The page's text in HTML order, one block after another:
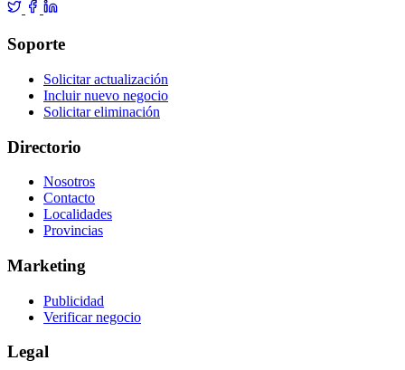
Soporte
Solicitar actualización
Incluir nuevo negocio
Solicitar eliminación
Directorio
Nosotros
Contacto
Localidades
Provincias
Marketing
Publicidad
Verificar negocio
Legal